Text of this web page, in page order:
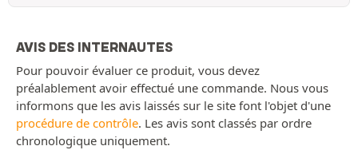
AVIS DES INTERNAUTES
Pour pouvoir évaluer ce produit, vous devez
préalablement avoir effectué une commande. Nous vous
informons que les avis laissés sur le site font l'objet d'une
procédure de contrôle. Les avis sont classés par ordre
chronologique uniquement.